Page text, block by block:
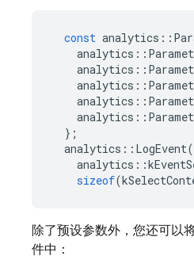
const analytics ::
analytics ::
analytics ::
analytics ::
analytics ::
analytics ::
};
analytics :: LogEvent(
analytics ::
sizeof(
除了预设参数外，您还可以
件中：